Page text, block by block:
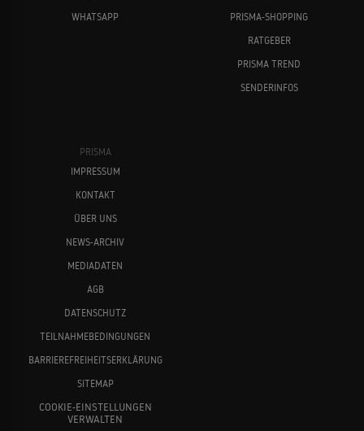
WHATSAPP
PRISMA-SHOPPING
RATGEBER
PRISMA TREND
SENDERINFOS
PRISMA
IMPRESSUM
KONTAKT
ÜBER UNS
NEWS-ARCHIV
MEDIADATEN
AGB
DATENSCHUTZ
TEILNAHMEBEDINGUNGEN
BARRIEREFREIHEITSERKLÄRUNG
SITEMAP
COOKIE-EINSTELLUNGEN
VERWALTEN